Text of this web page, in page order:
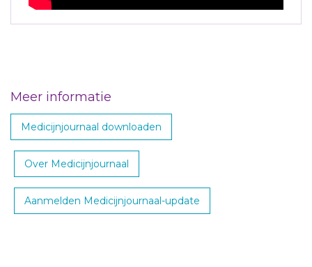
Meer informatie
Medicijnjournaal downloaden
Over Medicijnjournaal
Aanmelden Medicijnjournaal-update